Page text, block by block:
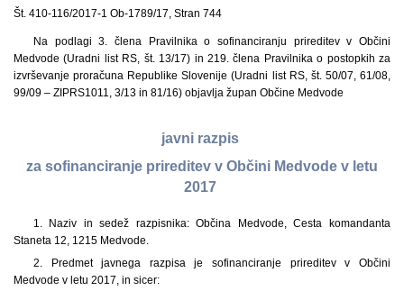
Št. 410-116/2017-1 Ob-1789/17, Stran 744
Na podlagi 3. člena Pravilnika o sofinanciranju prireditev v Občini
Medvode (Uradni list RS, št. 13/17) in 219. člena Pravilnika o postopkih za
izvrševanje proračuna Republike Slovenije (Uradni list RS, št. 50/07, 61/08,
99/09 – ZIPRS1011, 3/13 in 81/16) objavlja župan Občine Medvode
javni razpis
za sofinanciranje prireditev v Občini Medvode v letu
2017
1. Naziv in sedež razpisnika: Občina Medvode, Cesta komandanta
Staneta 12, 1215 Medvode.
2. Predmet javnega razpisa je sofinanciranje prireditev v Občini
Medvode v letu 2017, in sicer: